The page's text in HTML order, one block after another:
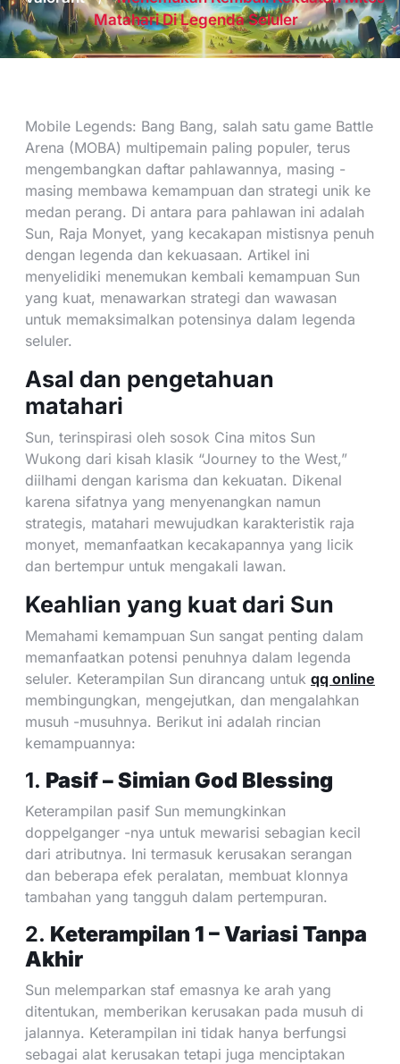
Matahari Di Legenda Seluler
Mobile Legends: Bang Bang, salah satu game Battle
Arena (MOBA) multipemain paling populer, terus
mengembangkan daftar pahlawannya, masing -
masing membawa kemampuan dan strategi unik ke
medan perang. Di antara para pahlawan ini adalah
Sun, Raja Monyet, yang kecakapan mistisnya penuh
dengan legenda dan kekuasaan. Artikel ini
menyelidiki menemukan kembali kemampuan Sun
yang kuat, menawarkan strategi dan wawasan
untuk memaksimalkan potensinya dalam legenda
seluler.
Asal dan pengetahuan
matahari
Sun, terinspirasi oleh sosok Cina mitos Sun
Wukong dari kisah klasik “Journey to the West,”
diilhami dengan karisma dan kekuatan. Dikenal
karena sifatnya yang menyenangkan namun
strategis, matahari mewujudkan karakteristik raja
monyet, memanfaatkan kecakapannya yang licik
dan bertempur untuk mengakali lawan.
Keahlian yang kuat dari Sun
Memahami kemampuan Sun sangat penting dalam
memanfaatkan potensi penuhnya dalam legenda
seluler. Keterampilan Sun dirancang untuk qq online
membingungkan, mengejutkan, dan mengalahkan
musuh -musuhnya. Berikut ini adalah rincian
kemampuannya:
1. Pasif – Simian God Blessing
Keterampilan pasif Sun memungkinkan
doppelganger -nya untuk mewarisi sebagian kecil
dari atributnya. Ini termasuk kerusakan serangan
dan beberapa efek peralatan, membuat klonnya
tambahan yang tangguh dalam pertempuran.
2. Keterampilan 1 – Variasi Tanpa
Akhir
Sun melemparkan staf emasnya ke arah yang
ditentukan, memberikan kerusakan pada musuh di
jalannya. Keterampilan ini tidak hanya berfungsi
sebagai alat kerusakan tetapi juga menciptakan